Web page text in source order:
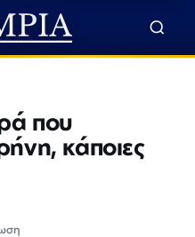
που
κάποιες